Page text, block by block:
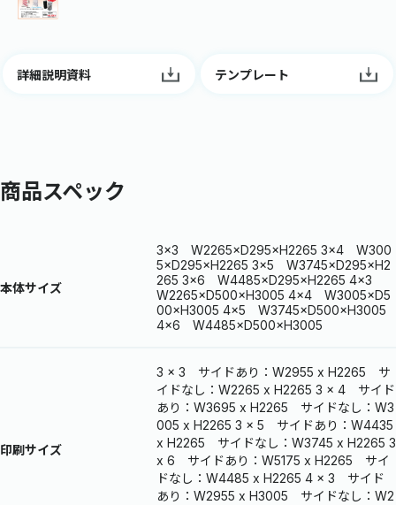
詳細説明資料 テンプレート
商品スペック
本体サイズ
3×3 W2265×D295×H2265 3×4 W300
5×D295×H2265 3×5 W3745×D295×H2
265 3×6 W4485×D295×H2265 4×3
W2265×D500×H3005 4×4 W3005×D5
00×H3005 4×5 W3745×D500×H3005
4×6 W4485×D500×H3005
印刷サイズ
3 x 3 サイドあり：W2955 x H2265 サ
イドなし：W2265 x H2265 3 x 4 サイド
あり：W3695 x H2265 サイドなし：W3
005 x H2265 3 x 5 サイドあり：W4435
x H2265 サイドなし：W3745 x H2265 3
x 6 サイドあり：W5175 x H2265 サイ
ドなし：W4485 x H2265 4 x 3 サイド
あり：W2955 x H3005 サイドなし：W2